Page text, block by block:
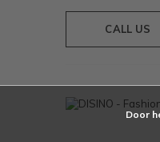
CALL US
Door